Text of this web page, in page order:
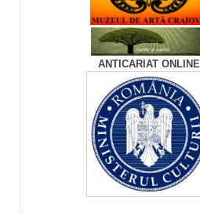
ANTICARIAT ONLINE